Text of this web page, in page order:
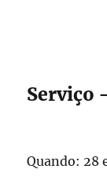
Serviço
Quando: 28